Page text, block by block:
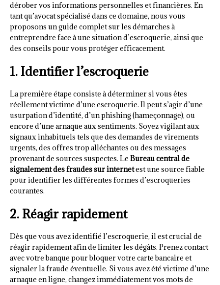
dérober vos informations personnelles et financières. En
tant qu’avocat spécialisé dans ce domaine, nous vous
proposons un guide complet sur les démarches à
entreprendre face à une situation d’escroquerie, ainsi que
des conseils pour vous protéger efficacement.
1. Identifier l’escroquerie
La première étape consiste à déterminer si vous êtes
réellement victime d’une escroquerie. Il peut s’agir d’une
usurpation d’identité, d’un phishing (hameçonnage), ou
encore d’une arnaque aux sentiments. Soyez vigilant aux
signaux inhabituels tels que des demandes de virements
urgents, des offres trop alléchantes ou des messages
provenant de sources suspectes. Le Bureau central de
signalement des fraudes sur internetest une source fiable
pour identifier les différentes formes d’escroqueries
courantes.
2. Réagir rapidement
Dès que vous avez identifié l’escroquerie, il est crucial de
réagir rapidement afin de limiter les dégâts. Prenez contact
avec votre banque pour bloquer votre carte bancaire et
signaler la fraude éventuelle. Si vous avez été victime d’une
arnaque en ligne, changez immédiatement vos mots de